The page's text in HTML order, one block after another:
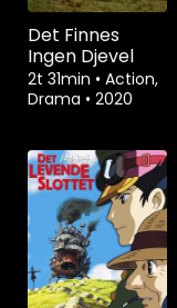
Det Finnes
Ingen Djevel
2t 31min • Action,
Drama • 2020